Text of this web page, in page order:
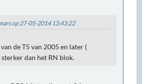
op 27-05-2014 13:43:22
de T5 van 2005 en later (
dan het RN blok.